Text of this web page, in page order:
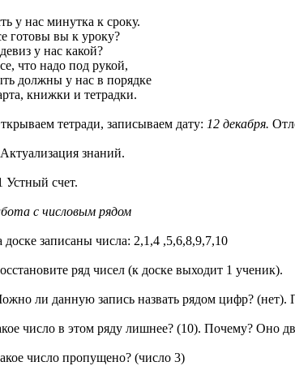
у нас минутка к сроку.
готовы вы к уроку?
у нас какой?
что надо под рукой,
должны у нас в порядке
книжки и тетрадки.
тетради, записываем дату: 12 декабря.
знаний.
Устный счет.
с числовым рядом
доске записаны числа: 2,1,4 ,5,6,8,9,7,10
ряд чисел (к доске выходит 1 ученик).
ли данную запись назвать рядом цифр? (нет).
число в этом ряду лишнее? (10). Почему? Оно
число пропущено? (число 3)